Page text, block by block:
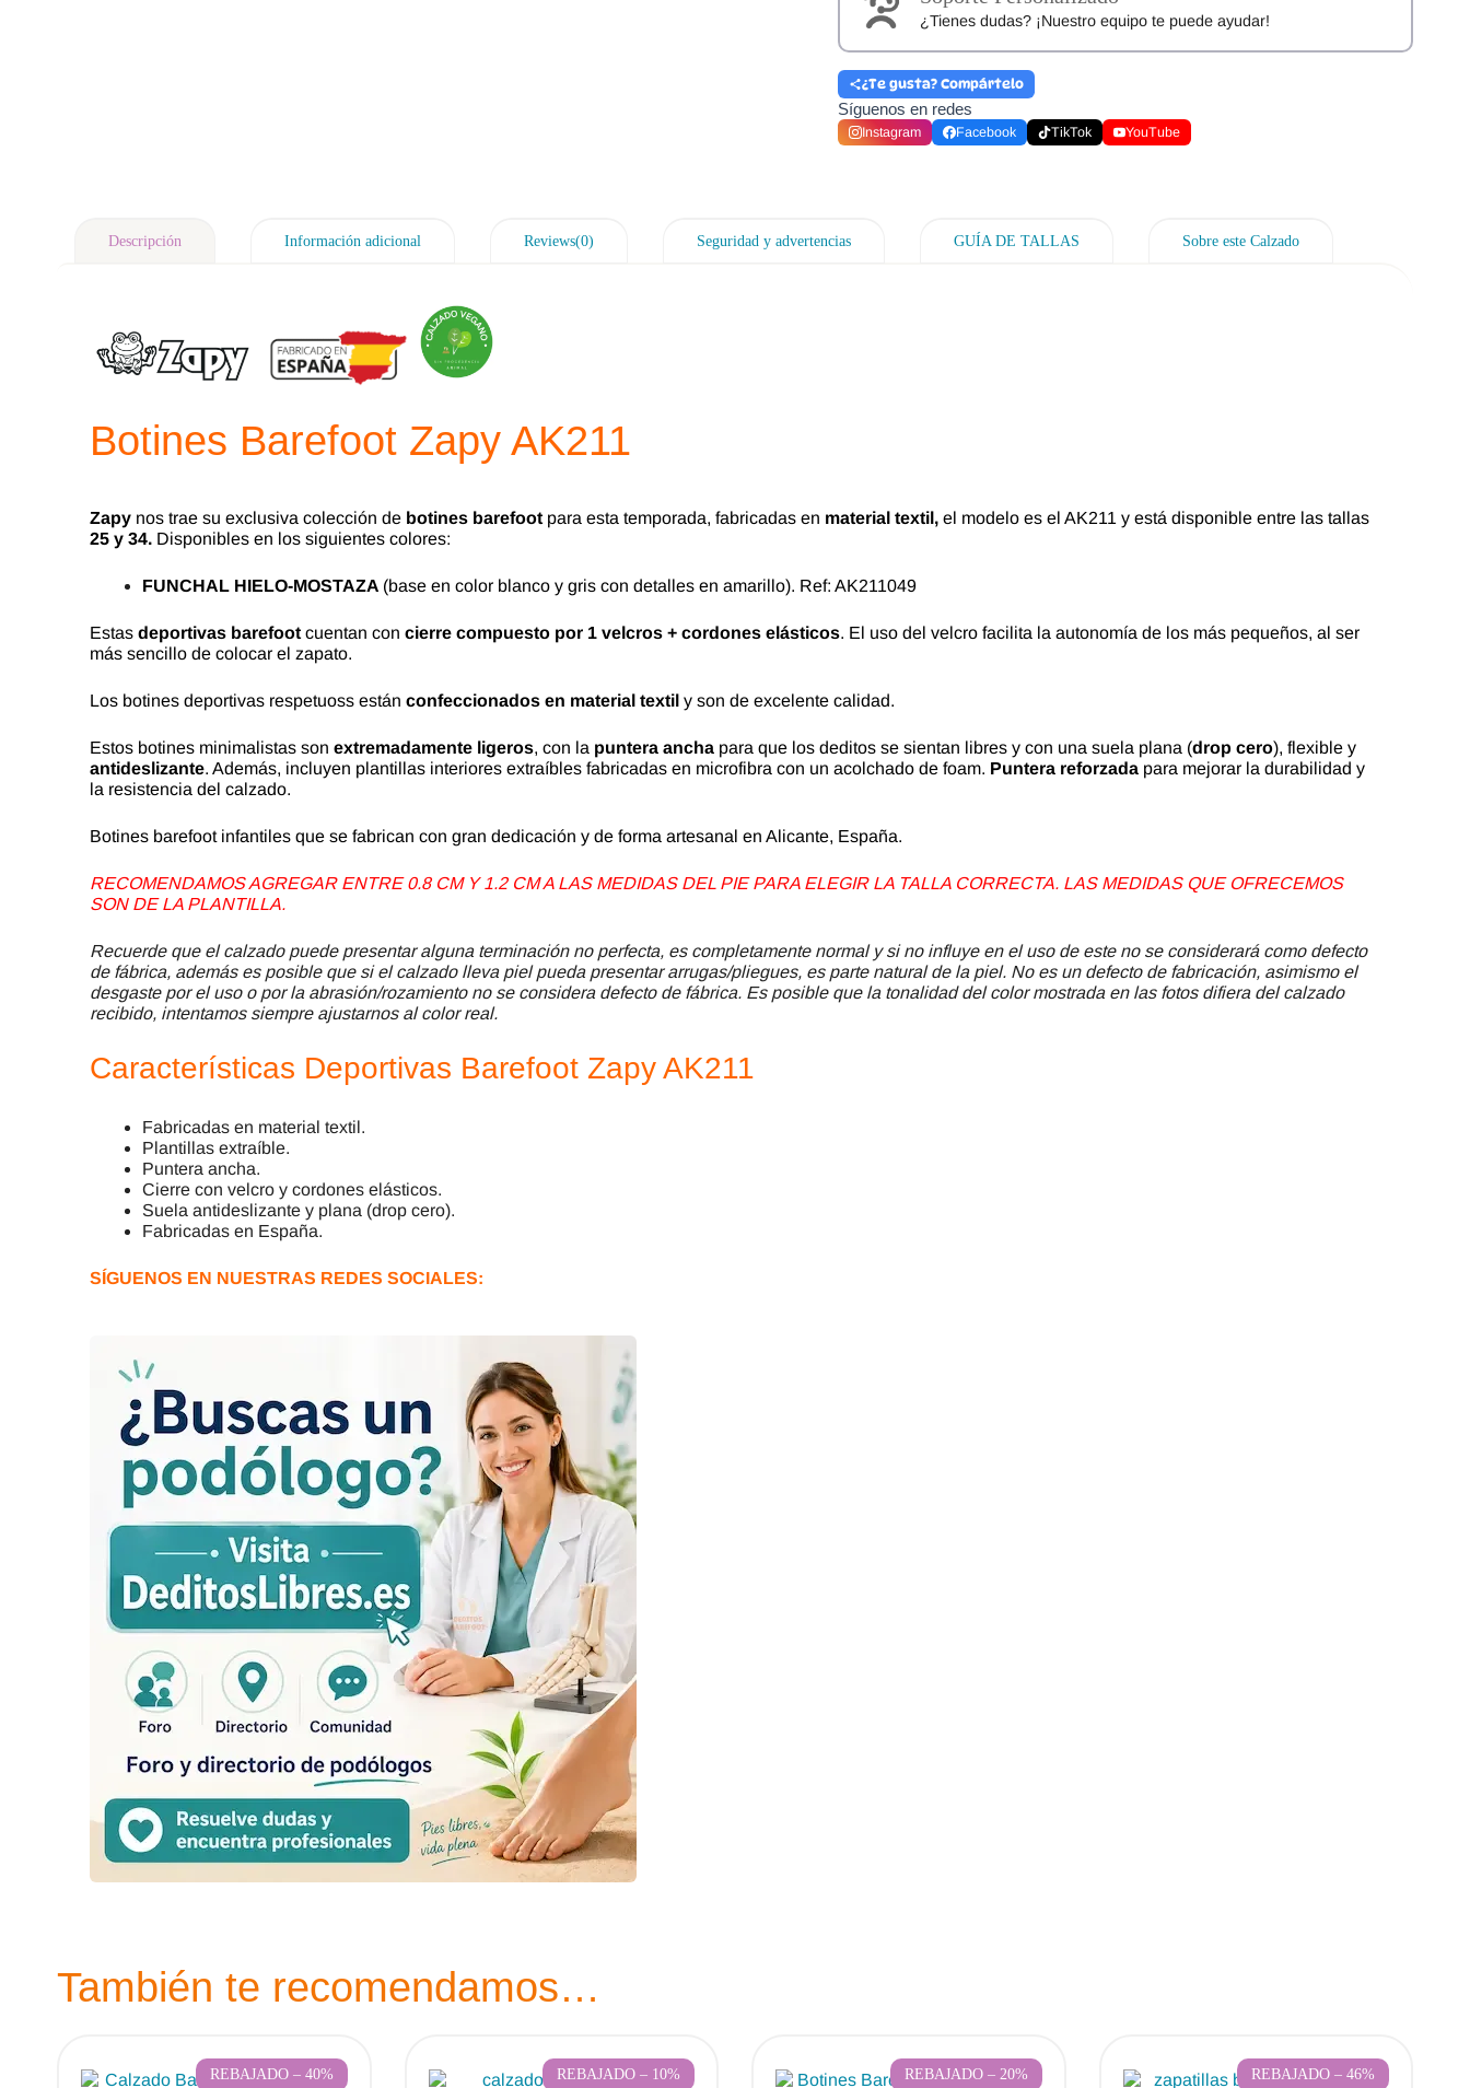
¿Tienes dudas? ¡Nuestro equipo te puede ayudar!
¿Te gusta? Compártelo
Síguenos en redes
Instagram Facebook TikTok YouTube
Descripción Información adicional Reviews(0) Seguridad y advertencias GUÍA DE TALLAS Sobre este Calzado
Botines Barefoot Zapy AK211
Zapy nos trae su exclusiva colección de botines barefoot para esta temporada, fabricadas en material textil, el modelo es el AK211 y está disponible entre las tallas
25 y 34. Disponibles en los siguientes colores:
FUNCHAL HIELO-MOSTAZA (base en color blanco y gris con detalles en amarillo). Ref: AK211049
Estas deportivas barefoot cuentan con cierre compuesto por 1 velcros + cordones elásticos. El uso del velcro facilita la autonomía de los más pequeños, al ser
más sencillo de colocar el zapato.
Los botines deportivas respetuoss están confeccionados en material textil y son de excelente calidad.
Estos botines minimalistas son extremadamente ligeros, con la puntera ancha para que los deditos se sientan libres y con una suela plana (drop cero), flexible y
antideslizante. Además, incluyen plantillas interiores extraíbles fabricadas en microfibra con un acolchado de foam. Puntera reforzada para mejorar la durabilidad y
la resistencia del calzado.
Botines barefoot infantiles que se fabrican con gran dedicación y de forma artesanal en Alicante, España.
RECOMENDAMOS AGREGAR ENTRE 0.8 CM Y 1.2 CM A LAS MEDIDAS DEL PIE PARA ELEGIR LA TALLA CORRECTA. LAS MEDIDAS QUE OFRECEMOS
SON DE LA PLANTILLA.
Recuerde que el calzado puede presentar alguna terminación no perfecta, es completamente normal y si no influye en el uso de este no se considerará como defecto
de fábrica, además es posible que si el calzado lleva piel pueda presentar arrugas/pliegues, es parte natural de la piel. No es un defecto de fabricación, asimismo el
desgaste por el uso o por la abrasión/rozamiento no se considera defecto de fábrica. Es posible que la tonalidad del color mostrada en las fotos difiera del calzado
recibido, intentamos siempre ajustarnos al color real.
Características Deportivas Barefoot Zapy AK211
Fabricadas en material textil.
Plantillas extraíble.
Puntera ancha.
Cierre con velcro y cordones elásticos.
Suela antideslizante y plana (drop cero).
Fabricadas en España.
SÍGUENOS EN NUESTRAS REDES SOCIALES:
También te recomendamos…
REBAJADO – 40% REBAJADO – 10% REBAJADO – 20% REBAJADO – 46%